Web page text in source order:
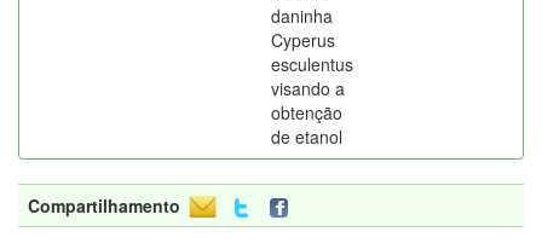
daninha
Cyperus
esculentus
visando a
obtenção
de etanol
Compartilhamento